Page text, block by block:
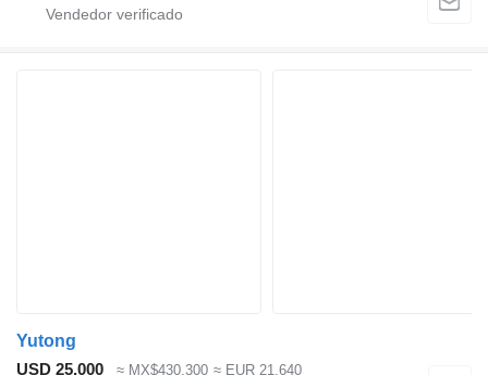
Yutong
USD 25,000
≈ MX$430,300 ≈ EUR 21,640